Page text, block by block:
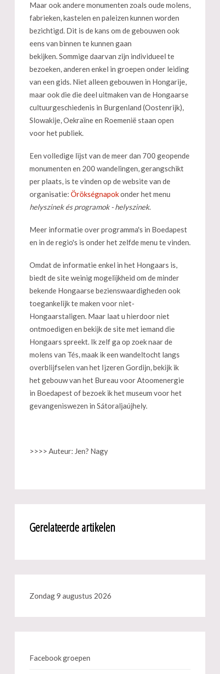
Maar ook andere monumenten zoals oude molens,
fabrieken, kastelen en paleizen kunnen worden
bezichtigd. Dit is de kans om de gebouwen ook
eens van binnen te kunnen gaan
bekijken. Sommige daarvan zijn individueel te
bezoeken, anderen enkel in groepen onder leiding
van een gids. Niet alleen gebouwen in Hongarije,
maar ook die die deel uitmaken van de Hongaarse
cultuurgeschiedenis in Burgenland (Oostenrijk),
Slowakije, Oekraïne en Roemenië staan open
voor het publiek.
Een volledige lijst van de meer dan 700 geopende
monumenten en 200 wandelingen, gerangschikt
per plaats, is te vinden op de website van de
organisatie: Örökségnapokonder het menu
helyszinek és programok - helyszinek.
Meer informatie over programma's in Boedapest
en in de regio's is onder het zelfde menu te vinden.
Omdat de informatie enkel in het Hongaars is,
biedt de site weinig mogelijkheid om de minder
bekende Hongaarse bezienswaardigheden ook
toegankelijk te maken voor niet-
Hongaarstaligen. Maar laat u hierdoor niet
ontmoedigen en bekijk de site met iemand die
Hongaars spreekt. Ik zelf ga op zoek naar de
molens van Tés, maak ik een wandeltocht langs
overblijfselen van het Ijzeren Gordijn, bekijk ik
het gebouw van het Bureau voor Atoomenergie
in Boedapest of bezoek ik het museum voor het
gevangeniswezen in Sátoraljaújhely.
>>>> Auteur: Jen? Nagy
Gerelateerde artikelen
Zondag 9 augustus 2026
Facebook groepen